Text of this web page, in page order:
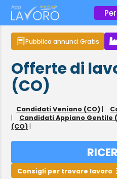
Pubblica annunci Gratis
Offerte di
(CO)
Candidati Veniano (CO) |
|
Candidati Appiano Gentile
(CO) |
Consigli per trovare lavoro